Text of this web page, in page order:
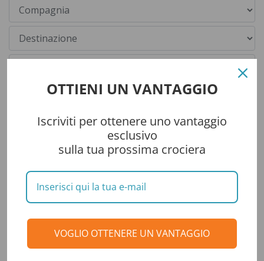
CONSIGLI DI VIAGGIO
DESTINAZIONI
OTTIENI UN VANTAGGIO
Iscriviti per ottenere uno vantaggio
esclusivo
sulla tua prossima crociera
VOGLIO OTTENERE UN VANTAGGIO